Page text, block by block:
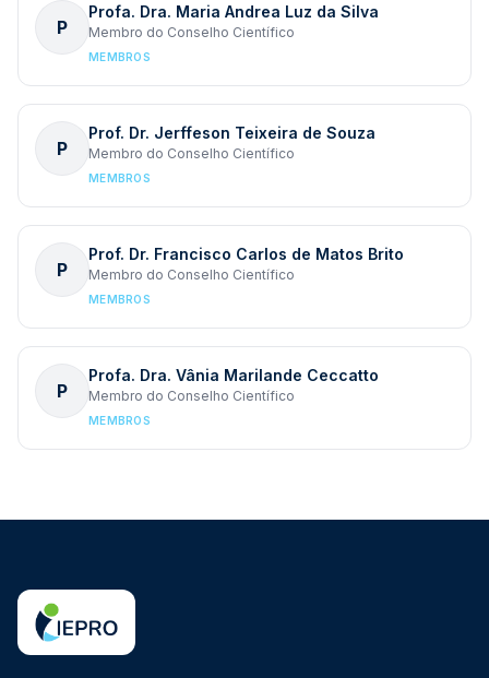
P
Profa. Dra. Maria Andrea Luz da Silva
Membro do Conselho Científico
MEMBROS
P
Prof. Dr. Jerffeson Teixeira de Souza
Membro do Conselho Científico
MEMBROS
P
Prof. Dr. Francisco Carlos de Matos Brito
Membro do Conselho Científico
MEMBROS
P
Profa. Dra. Vânia Marilande Ceccatto
Membro do Conselho Científico
MEMBROS